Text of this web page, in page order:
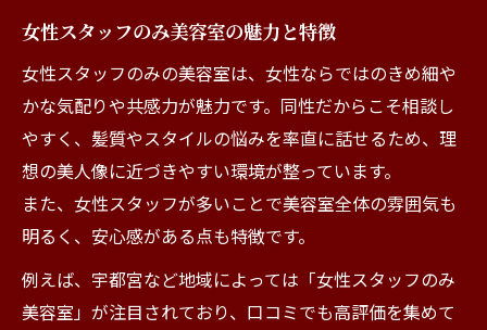
女性スタッフのみ美容室の魅力と特徴
女性スタッフのみの美容室は、女性ならではのきめ細や
かな気配りや共感力が魅力です。同性だからこそ相談し
やすく、髪質やスタイルの悩みを率直に話せるため、理
想の美人像に近づきやすい環境が整っています。
また、女性スタッフが多いことで美容室全体の雰囲気も
明るく、安心感がある点も特徴です。
例えば、宇都宮など地域によっては「女性スタッフのみ
美容室」が注目されており、口コミでも高評価を集めて